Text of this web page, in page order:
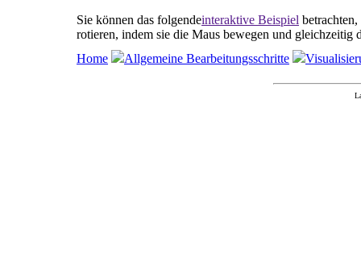
Sie können das folgendeinteraktive Beispiel
rotieren, indem sie die Maus bewegen und gleichzeitig
Home
Allgemeine Bearbeitungsschritte